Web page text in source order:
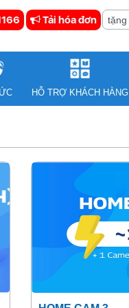
Tải hóa đơn
HỖ TRỢ KHÁCH HÀNG